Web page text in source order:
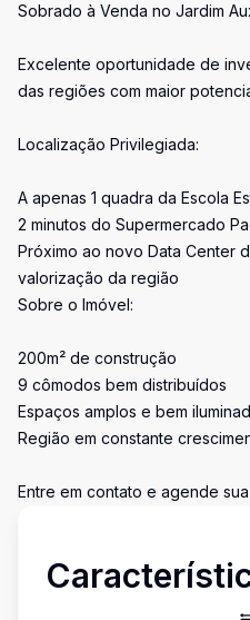
Sobrado à Venda no Jardim
Excelente oportunidade de
das regiões com maior
Localização Privilegiada:
A apenas 1 quadra da Escola
2 minutos do Supermercado
Próximo ao novo Data Center
valorização da região
Sobre o Imóvel:
200m² de construção
9 cômodos bem distribuídos
Espaços amplos e bem
Região em constante
Entre em contato e agende sua